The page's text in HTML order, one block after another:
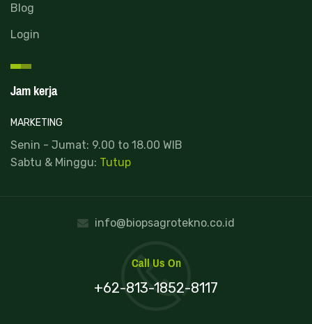
Blog
Login
Jam kerja
MARKETING
Senin - Jumat: 9.00 to 18.00 WIB
Sabtu & Minggu: Tutup
info@biopsagrotekno.co.id
Call Us On
+62-813-1852-8117